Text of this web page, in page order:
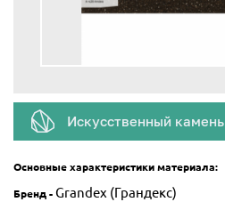
Искусственный камень
Основные характеристики материала:
Бренд - Grandex (Грандекс)